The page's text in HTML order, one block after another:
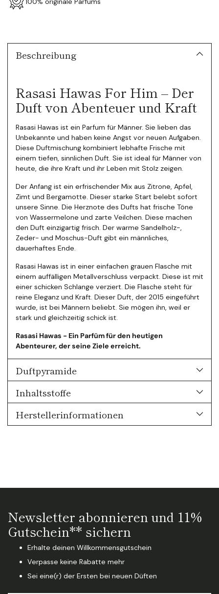
legen
Beschreibung
Rasasi Hawas For Him – Der
Duft von Abenteuer und Kraft
Rasasi Hawas ist ein Parfum für Männer. Sie lieben das
Unbekannte und haben keine Angst vor neuen Aufgaben.
Diese Duftmischung kombiniert lebhafte Frische mit
einem tiefen, sinnlichen Duft. Sie ist ideal für Männer von
heute, die ihre Kraft und ihr Leben mit Stolz zeigen.
Der Anfang ist ein erfrischender Mix aus Zitrone, Apfel,
Zimt und Bergamotte. Dieser starke Start belebt sofort
unsere Sinne. Die Herznote des Dufts hat frische Töne
von Wassermelone und zarte Veilchen. Diese machen
den Duft einzigartig frisch. Der warme Sandelholz-,
Zeder- und Moschus-Duft gibt ein männliches,
dauerhaftes Ende.
Rasasi Hawas ist in einer einfachen grauen Flasche mit
einem auffälligen Metallverschluss verpackt. Diese ist mit
einer schicken Schlange verziert. Die Flasche steht für
reine Eleganz und Kraft. Dieser Duft, der 2015 eingeführt
wurde, ist bei Männern beliebt. Sie mögen ihn, weil er
stark und gleichzeitig schick ist.
Rasasi Hawas - Ein Parfüm für den heutigen
Abenteurer, der seine Ziele erreicht.
Duftpyramide
Inhaltsstoffe
Herstellerinformationen
Newsletter abonnieren und 11%
Gutschein** sichern
Erhalte deinen Willkommensgutschein
Verpasse keine Rabatte mehr
Sei eine(r) der Ersten bei neuen Düften